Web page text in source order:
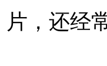
片，还经